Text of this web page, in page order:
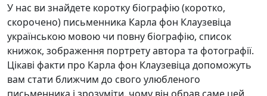
У нас ви знайдете коротку біографію (коротко,
скорочено) письменника Карла фон Клаузевіца
українською мовою чи повну біографію, список
книжок, зображення портрету автора та фотографії.
Цікаві факти про Карла фон Клаузевіца допоможуть
вам стати ближчим до свого улюбленого
письменника і зрозуміти, чому він обрав саме цей